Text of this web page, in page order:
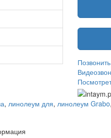
Позвонить
, линолеум для, линолеум Grabo,